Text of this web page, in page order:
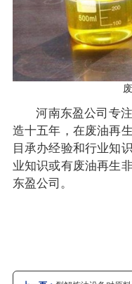
河南东盈公司专
造十五年，在废油再
目承办经验和行业知
业知识或有废油再生
东盈公司。